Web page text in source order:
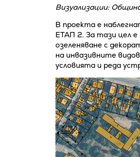
Визуализации:
В проекта е
ЕТАП 2. За тази цел е
озеленяване с
на инвазивните
условията и реда